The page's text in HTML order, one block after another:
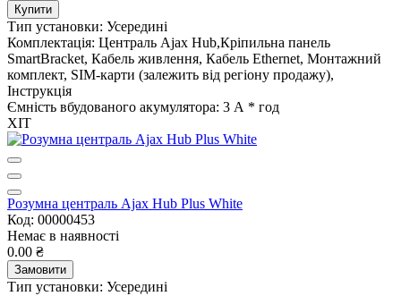
Купити
Тип установки: Усередині
Комплектація: Централь Ajax Hub,Кріпильна панель
SmartBracket, Кабель живлення, Кабель Ethernet, Монтажний
комплект, SIM-карти (залежить від регіону продажу),
Інструкція
Ємність вбудованого акумулятора: 3 А * год
ХІТ
Розумна централь Ajax Hub Plus White
Код: 00000453
Немає в наявності
0.00 ₴
Замовити
Тип установки: Усередині